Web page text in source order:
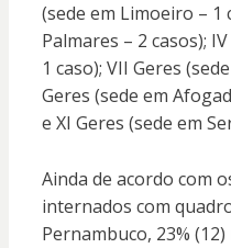
(sede em Limoeiro – 1
Palmares – 2 casos);
1 caso); VII Geres
Geres (sede em
e XI Geres (sede em
Ainda de acordo com
internados com
Pernambuco, 23%